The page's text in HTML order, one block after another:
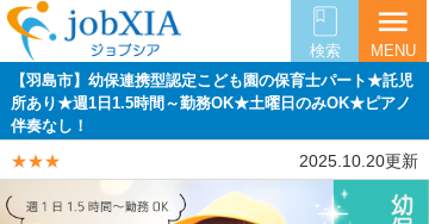
検索
menu
MENU
【羽島市】幼保連携型認定こども園の保育士パート★託児
所あり★週1日1.5時間～勤務OK★土曜日のみOK★ピアノ
伴奏なし！
★★★ 2025.10.20更新